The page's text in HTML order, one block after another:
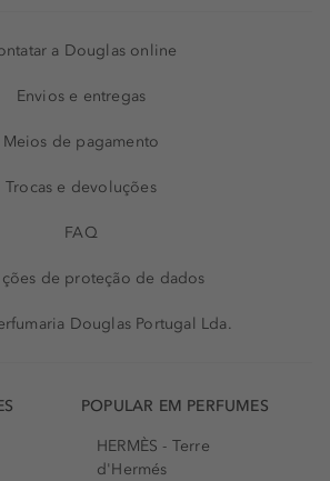
a Douglas online
Envios e entregas
Meios de pagamento
Trocas e devoluções
FAQ
de proteção de dados
Douglas Portugal Lda.
POPULAR EM PERFUMES
HERMÈS - Terre
d'Hermés